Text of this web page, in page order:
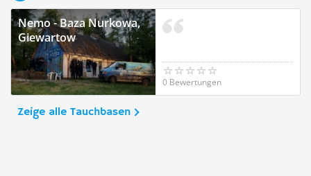
Nemo - Baza Nurkowa,
Giewartow
0 Bewertungen
Zeige alle Tauchbasen